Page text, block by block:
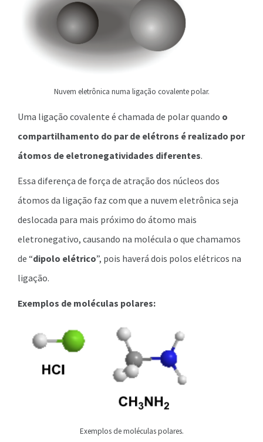
Nuvem eletrônica numa ligação covalente polar.
Uma ligação covalente é chamada de polar quando o
compartilhamento do par de elétrons é realizado por
átomos de eletronegatividades diferentes.
Essa diferença de força de atração dos núcleos dos
átomos da ligação faz com que a nuvem eletrônica seja
deslocada para mais próximo do átomo mais
eletronegativo, causando na molécula o que chamamos
de “dipolo elétrico”, pois haverá dois polos elétricos na
ligação.
Exemplos de moléculas polares:
Exemplos de moléculas polares.